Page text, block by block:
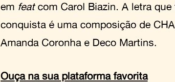
em featcom Carol Biazin. A letra
conquista é uma composição de
Amanda Coronha e Deco Martins.
Ouça na sua plataforma favorita